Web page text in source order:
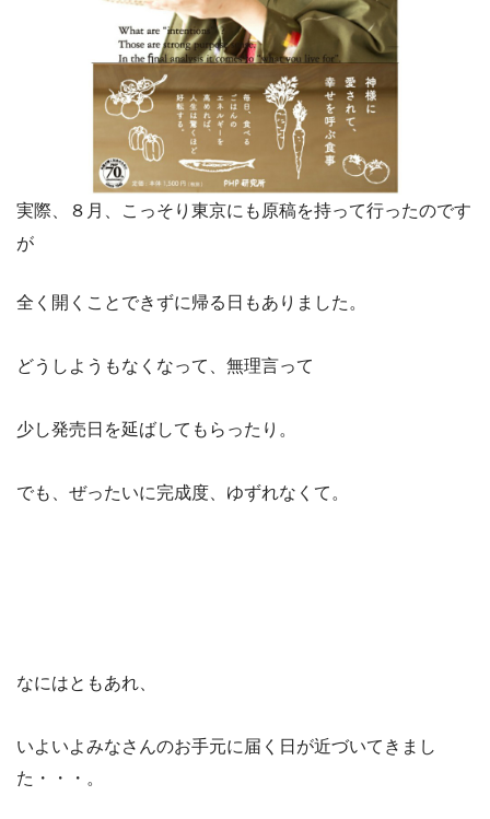
実際、８月、こっそり東京にも原稿を持って行ったのです
が
全く開くことできずに帰る日もありました。
どうしようもなくなって、無理言って
少し発売日を延ばしてもらったり。
でも、ぜったいに完成度、ゆずれなくて。
なにはともあれ、
いよいよみなさんのお手元に届く日が近づいてきまし
た・・・。